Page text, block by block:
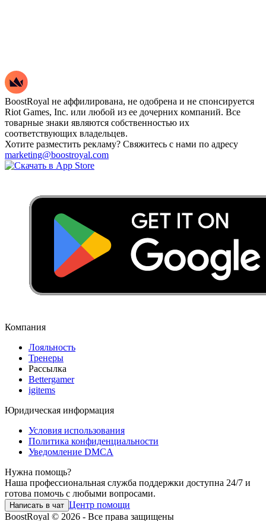
BoostRoyal не аффилирована, не одобрена и не спонсируется
Riot Games, Inc. или любой из ее дочерних компаний. Все
товарные знаки являются собственностью их
соответствующих владельцев.
Хотите разместить рекламу? Свяжитесь с нами по адресу
marketing@boostroyal.com
Компания
Лояльность
Тренеры
Рассылка
Bettergamer
igitems
Юридическая информация
Условия использования
Политика конфиденциальности
Уведомление DMCA
Нужна помощь?
Наша профессиональная служба поддержки доступна 24/7 и
готова помочь с любыми вопросами.
Написать в чат Центр помощи
BoostRoyal © 2026 - Все права защищены